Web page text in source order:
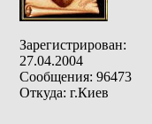
Зарегистрирован:
27.04.2004
Сообщения: 96473
Откуда: г.Киев